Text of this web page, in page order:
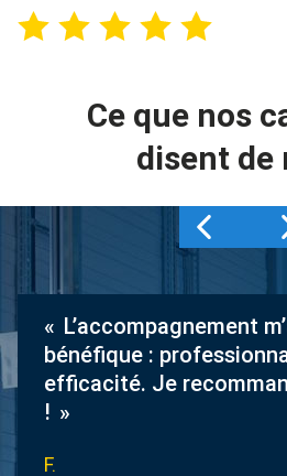
Ce que nos
disent de
L’accompagnement
bénéfique :
efficacité. Je
!
F.